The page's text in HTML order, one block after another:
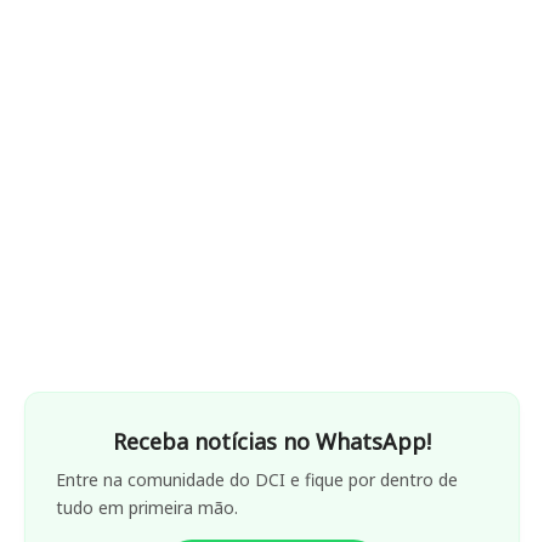
Receba notícias no WhatsApp!
Entre na comunidade do DCI e fique por dentro de
tudo em primeira mão.